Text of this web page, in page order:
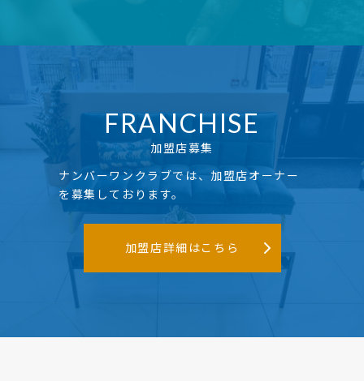
FRANCHISE
加盟店募集
ナンバーワンクラブでは、加盟店オーナー
を募集しております。
加盟店詳細はこちら